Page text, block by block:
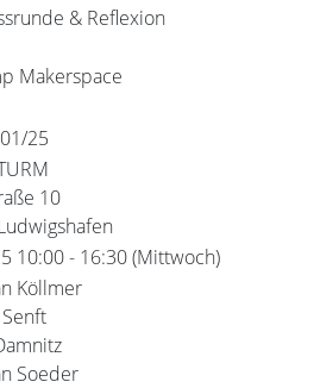
& Reflexion
Makerspace
25
10
10:00 - 16:30 (Mittwoch)
Köllmer
Soeder